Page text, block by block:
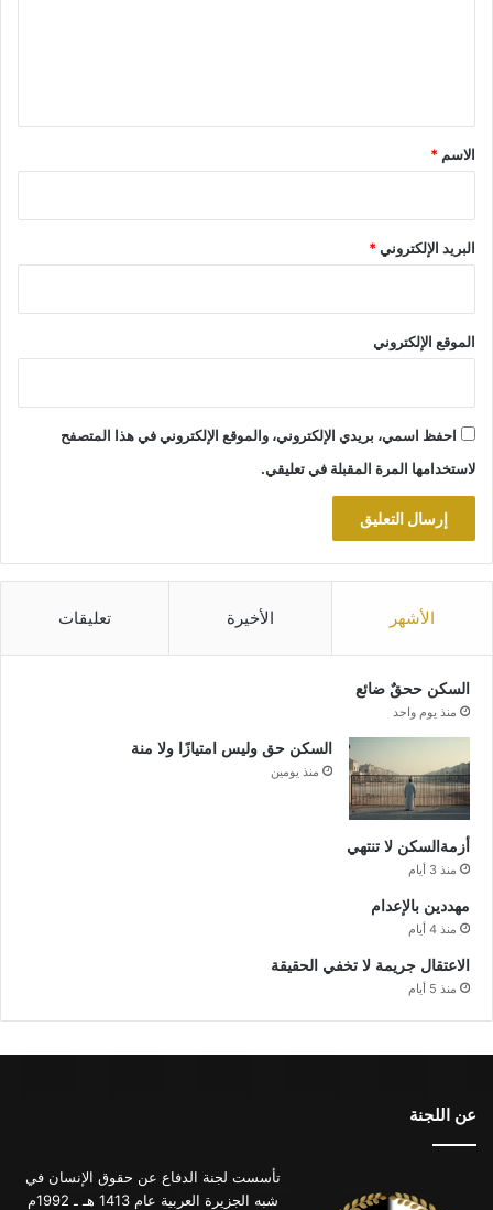
*
الاسم *
البريد الإلكتروني*
الموقع الإلكتروني
احفظ اسمي، بريدي الإلكتروني، والموقع الإلكتروني في هذا المتصفح
لاستخدامها المرة المقبلة في تعليقي.
الأشهر الأخيرة تعليقات
السكن ححقٌ ضائع
منذ يوم واحد
السكن حق وليس امتيازًا ولا منة
منذ يومين
أزمةالسكن لا تنتهي
منذ 3 أيام
مهددين بالإعدام
منذ 4 أيام
الاعتقال جريمة لا تخفي الحقيقة
منذ 5 أيام
عن اللجنة
تأسست لجنة الدفاع عن حقوق الإنسان في
شبه الجزيرة العربية عام 1413 هـ ـ 1992م